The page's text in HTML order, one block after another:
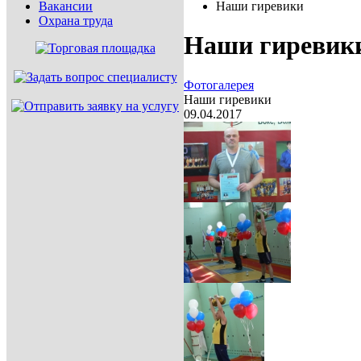
Вакансии
Охрана труда
Наши гиревики
Наши
Фотогалерея
Наши гиревики
09.04.2017